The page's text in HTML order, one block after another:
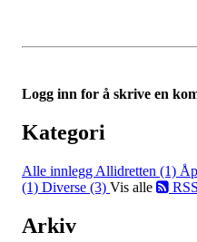
Logg inn for å skrive en
Kategori
Alle innlegg Allidretten (1)
(1) Diverse (3) Vis alle RSS
Arkiv